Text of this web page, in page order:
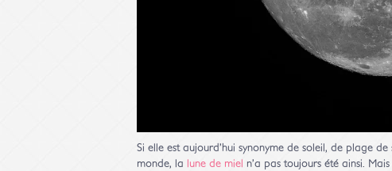
Si elle est aujourd’hui synonyme de soleil, de plage
monde, la
lune de miel n’a pas toujours été ainsi.